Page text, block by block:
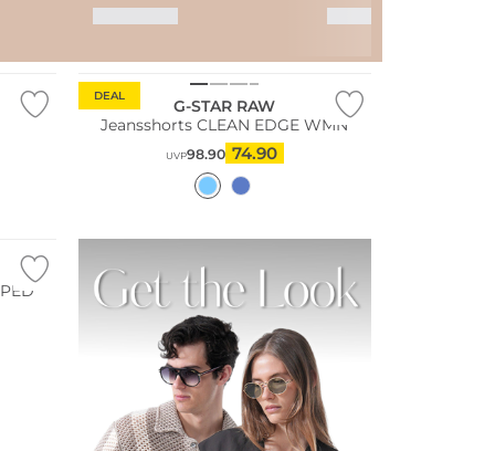
DEAL
G-STAR RAW
Jeansshorts CLEAN EDGE WMN
UVP98.90 74.90